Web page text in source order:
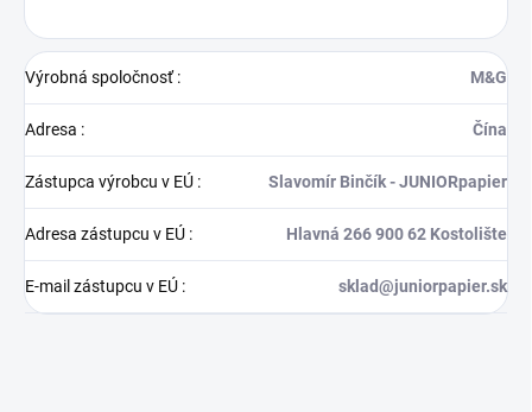
Výrobná spoločnosť: M&G
Adresa : Čína
Zástupca výrobcu v EÚ : Slavomír Binčík - JUNIORpapier
Adresa zástupcu v EÚ : Hlavná 266 900 62 Kostolište
E-mail zástupcu v EÚ : sklad@juniorpapier.sk